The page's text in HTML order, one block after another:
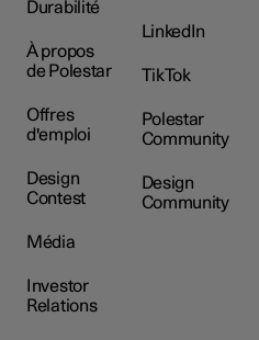
Durabilité
À propos
de Polestar
Offres
d'emploi
Design
Contest
Média
Investor
Relations
LinkedIn
TikTok
Polestar
Community
Design
Community